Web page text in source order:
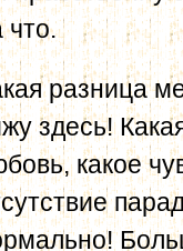
что.
разница
здесь!
какое